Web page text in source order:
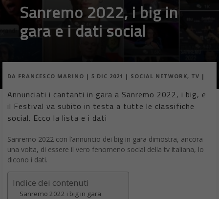
Sanremo 2022, i big in
gara e i dati social
DA FRANCESCO MARINO | 5 DIC 2021 | SOCIAL NETWORK, TV |
Annunciati i cantanti in gara a Sanremo 2022, i big, e
il Festival va subito in testa a tutte le classifiche
social. Ecco la lista e i dati
Sanremo 2022 con l’annuncio dei big in gara dimostra, ancora
una volta, di essere il vero fenomeno social della tv italiana, lo
dicono i dati.
Indice dei contenuti
Sanremo 2022 i big in gara